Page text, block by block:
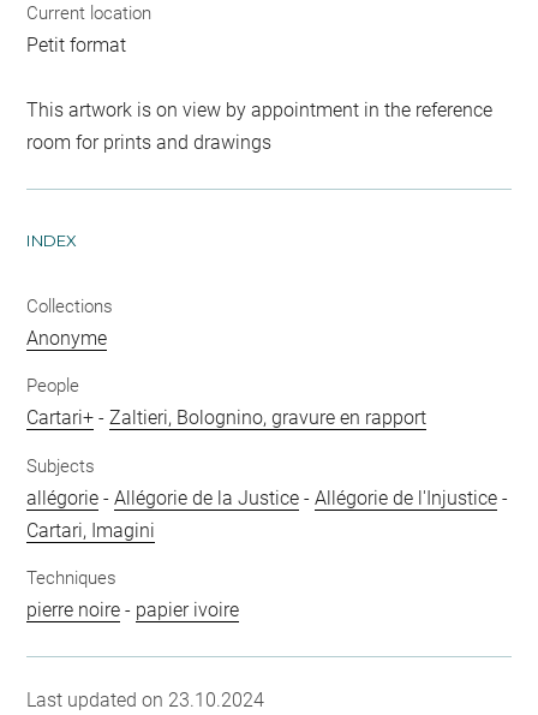
Current location
Petit format
This artwork is on view by appointment in the reference
room for prints and drawings
INDEX
Collections
Anonyme
People
Cartari+ -Zaltieri, Bolognino, gravure en rapport
Subjects
allégorie -Allégorie de la Justice -Allégorie de l'Injustice -
Cartari, Imagini
Techniques
pierre noire - papier ivoire
Last updated on 23.10.2024